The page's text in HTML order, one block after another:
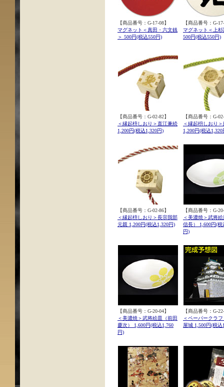
【商品番号：G-17-08】
マグネット＜真田・六文銭
＞ 500円(税込550円)
【商品番号：G-
マグネット＜上杉
500円(税込550円)
【商品番号：G-02-82】
＜縁起枡しおり＞直江兼続
1,200円(税込1,320円)
【商品番号：G-
＜縁起枡しおり
1,200円(税込1,320
【商品番号：G-02-86】
＜縁起枡しおり＞長宗我部
元親 1,200円(税込1,320円)
【商品番号：G-
＜美濃焼＞武将
信長） 1,600円(税
円)
【商品番号：G-20-04】
＜美濃焼＞武将絵皿（前田
慶次） 1,600円(税込1,760
円)
【商品番号：G-
＜ペーパークラ
屋城 1,500円(税込